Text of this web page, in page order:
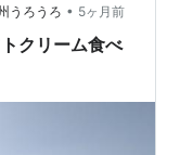
うろうろ • 5ヶ月前
クリーム食べ